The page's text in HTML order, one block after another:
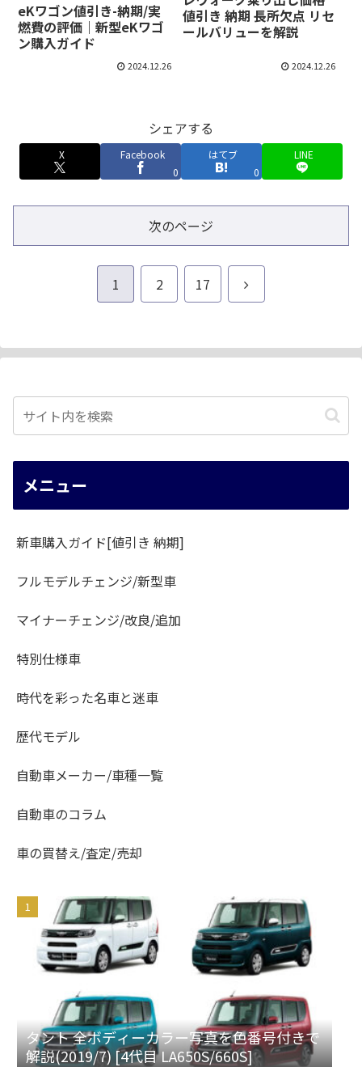
eKワゴン値引き-納期/実
燃費の評価｜新型eKワゴ
ン購入ガイド
2024.12.26
値引き 納期 長所欠点 リセ
ールバリューを解説
2024.12.26
シェアする
X
Facebook
0
はてブ
0
LINE
次のページ
1 2 17
次
メニュー
新車購入ガイド[値引き 納期]
フルモデルチェンジ/新型車
マイナーチェンジ/改良/追加
特別仕様車
時代を彩った名車と迷車
歴代モデル
自動車メーカー/車種一覧
自動車のコラム
車の買替え/査定/売却
タント 全ボディーカラー写真を色番号付きで
解説(2019/7) [4代目 LA650S/660S]